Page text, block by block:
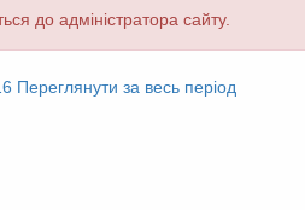
до адміністратора сайту.
Переглянути за весь період